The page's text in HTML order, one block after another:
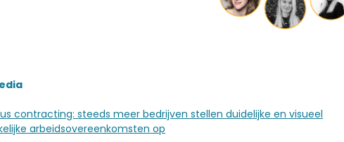
contracting: steeds meer bedrijven stellen duidelijke en visueel
arbeidsovereenkomsten op